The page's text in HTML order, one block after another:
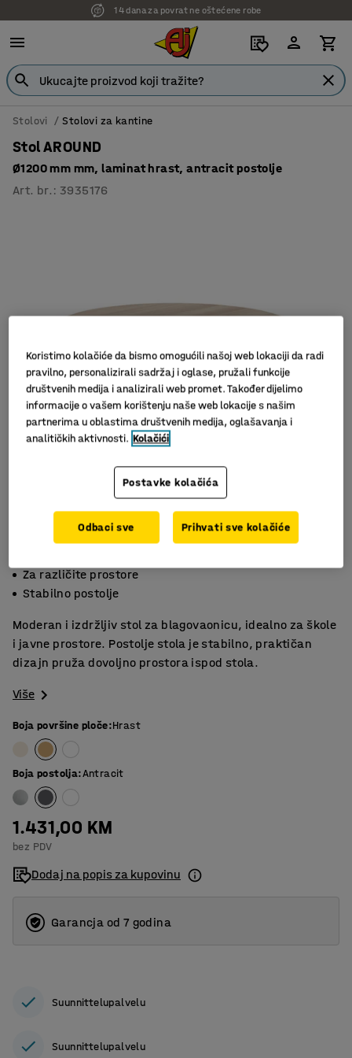
14 dana za povrat ne oštećene robe
Stolovi Stolovi za kantine
Stol AROUND
Ø1200 mm mm, laminat hrast, antracit postolje
Art. br. : 3935176
Za različite prostore
Stabilno postolje
Moderan i izdržljiv stol za blagovaonicu, idealno za škole
i javne prostore. Postolje stola je stabilno, praktičan
dizajn pruža dovoljno prostora ispod stola.
Više
Boja površine ploče:Hrast
Boja postolja:Antracit
1.431,00 KM
bez PDV
Dodaj na popis za kupovinu
Garancja od 7 godina
Suunnittelupalvelu
Suunnittelupalvelu
Koristimo kolačiće da bismo omogućili našoj web lokaciji da radi
pravilno, personalizirali sadržaj i oglase, pružali funkcije
društvenih medija i analizirali web promet. Također dijelimo
informacije o vašem korištenju naše web lokacije s našim
partnerima u oblastima društvenih medija, oglašavanja i
analitičkih aktivnosti. Kolačići
Postavke kolačića
Odbaci sve Prihvati sve kolačiće